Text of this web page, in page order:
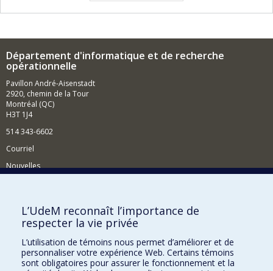
Département d'informatique et de recherche
opérationnelle
Pavillon André-Aisenstadt
2920, chemin de la Tour
Montréal (QC)
H3T 1J4
514 343-6602
Courriel
Nouvelles
Comment soutenir le Département?
BESOIN D'AIDE?
Plan du site
Signaler une erreur
L’UdeM reconnaît l’importance de
respecter la vie privée
L’utilisation de témoins nous permet d’améliorer et de
personnaliser votre expérience Web. Certains témoins
sont obligatoires pour assurer le fonctionnement et la